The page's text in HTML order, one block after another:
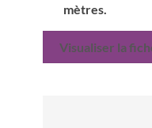
mètres.
Visualiser la